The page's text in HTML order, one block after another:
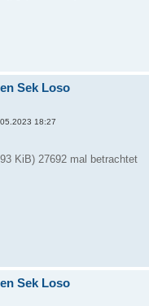
Sek Loso
18:27
KiB) 27692 mal betrachtet
Sek Loso